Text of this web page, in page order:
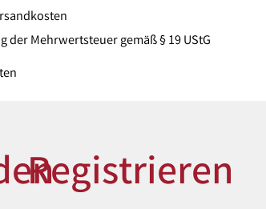
der Mehrwertsteuer gemäß § 19 UStG
Registrieren